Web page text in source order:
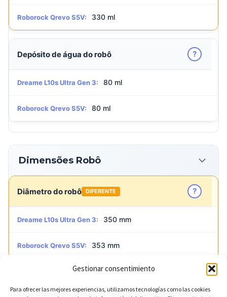
Gestionar consentimiento
Para ofrecer las mejores experiencias, utilizamos tecnologías como las cookies
Roborock Qrevo S5V: 330 ml
Depósito de água do robô ?
Dreame L10s Ultra Gen 3: 80 ml
Roborock Qrevo S5V: 80 ml
Dimensões Robô
Diâmetro do robô DIFERENTE ?
Dreame L10s Ultra Gen 3: 350 mm
Roborock Qrevo S5V: 353 mm